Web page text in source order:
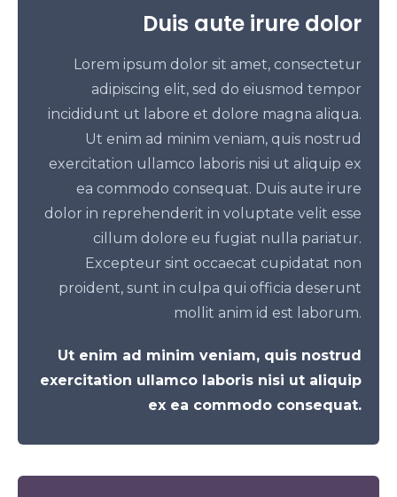
Duis aute irure dolor
Lorem ipsum dolor sit amet, consectetur
adipiscing elit, sed do eiusmod tempor
incididunt ut labore et dolore magna aliqua.
Ut enim ad minim veniam, quis nostrud
exercitation ullamco laboris nisi ut aliquip ex
ea commodo consequat. Duis aute irure
dolor in reprehenderit in voluptate velit esse
cillum dolore eu fugiat nulla pariatur.
Excepteur sint occaecat cupidatat non
proident, sunt in culpa qui officia deserunt
mollit anim id est laborum.
Ut enim ad minim veniam, quis nostrud
exercitation ullamco laboris nisi ut aliquip
ex ea commodo consequat.